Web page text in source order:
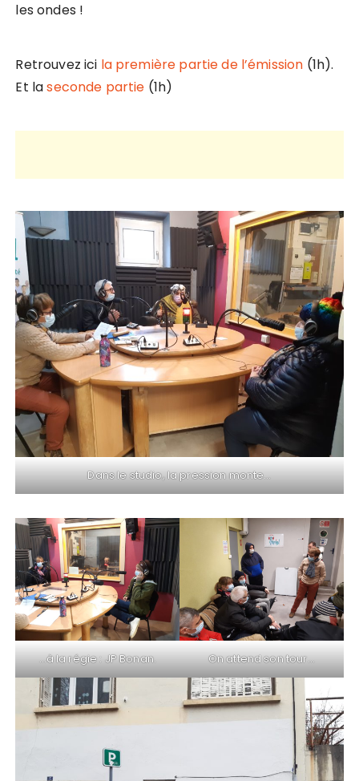
les ondes !
Retrouvez ici la première partie de l’émission (1h).
Et laseconde partie (1h)
Dans le studio, la pression monte…
…à la régie : JP Bonan. On attend son tour…